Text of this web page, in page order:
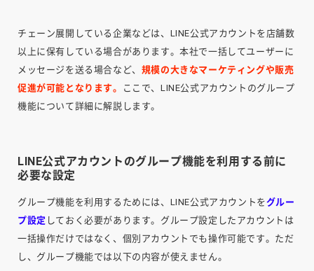
チェーン展開している企業などは、LINE公式アカウントを店舗数
以上に保有している場合があります。本社で一括してユーザーに
メッセージを送る場合など、 規模の大きなマーケティングや販売
促進が可能となります。
ここで、LINE公式アカウントのグループ
機能について詳細に解説します。
LINE公式アカウントのグループ機能を利用する前に
必要な設定
グループ機能を利用するためには、LINE公式アカウントをグルー
プ設定 しておく必要があります。グループ設定したアカウントは
一括操作だけではなく、個別アカウントでも操作可能です。ただ
し、グループ機能では以下の内容が使えません。